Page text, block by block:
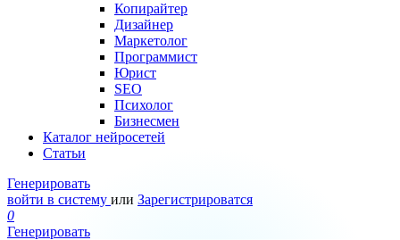
Копирайтер
Дизайнер
Маркетолог
Программист
Юрист
SEO
Психолог
Бизнесмен
Каталог нейросетей
Статьи
Генерировать
войти в систему или Зарегистрироватся
0
Генерировать